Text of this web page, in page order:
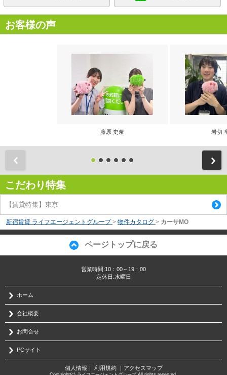
お客様の声
藤原 史奈 岩切
こだわり特集
【賃貸特集】東京
新宿賃貸 ライフエージェントグループ > 物件カタログ > カーサMO
ページトップに戻る
営業時間:10：00～19：00
定休日:水曜日
ホーム
会社概要
お問合せ
PCサイト
個人情報 利用規約｜ アクセスマップ